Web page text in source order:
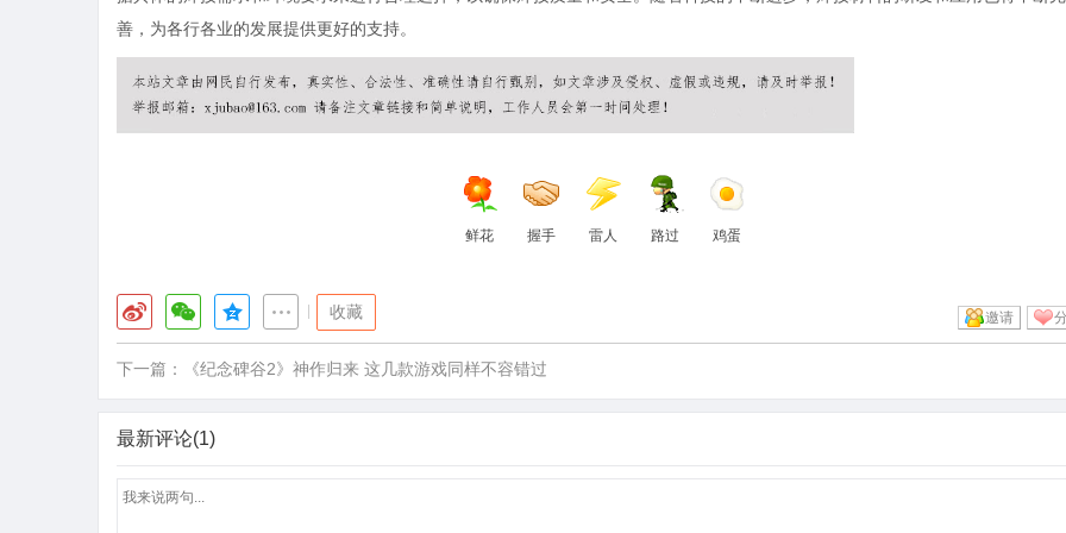
善，为各行各业的发展提供更好的支持。
鲜花 握手 雷人 路过 鸡蛋
收藏 邀请
下一篇： 《纪念碑谷2》神作归来 这几款游戏同样不容错过
最新评论(1)